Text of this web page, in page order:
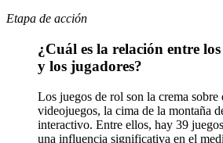
Etapa de acción
¿Cuál es la relación entre
y los jugadores?
Los juegos de rol son la crema sobre
videojuegos, la cima de la montaña
interactivo. Entre ellos, hay 39
una influencia significativa en el